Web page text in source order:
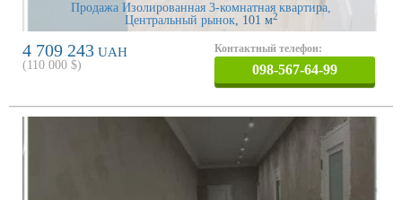
Продажа Изолированная 3-комнатная квартира,
Центральный рынок, 101 м2
4 709 243 UAH
(110 000 $)
Контактный телефон:
098-567-64-99